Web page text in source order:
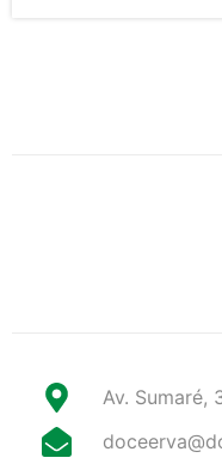
Av. Sumaré,